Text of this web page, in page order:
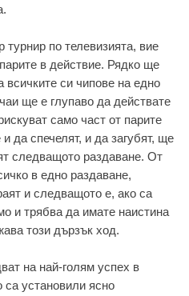
турнир по телевизията, вие
в действие. Рядко ще
всичките си чипове на едно
ще е глупаво да действате
само част от парите
да спечелят, и да загубят, ще
следващото раздаване. От
в едно раздаване,
и следващото е, ако са
и трябва да имате наистина
този дързък ход.
на най-голям успех в
са установили ясно